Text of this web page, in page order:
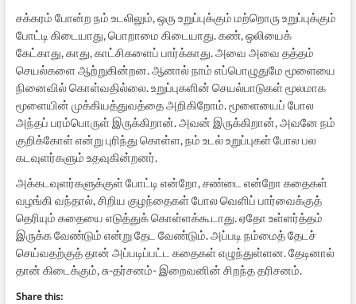
சக்கரம் போன்ற நம் உடலிலும், ஒரு உறுப்புக்கும் மற்றொரு உறுப்புக்கும்
போட்டி கிடையாது, பொறாமை கிடையாது. கண், ஒலியைக்
கேட்காது, காது, காட்சிகளைப் பார்க்காது. அவை அவை தத்தம்
செயல்களை ஆற்றுகின்றன. ஆனால் நாம் எப்பொழுதுமே மூளையை
நினைவில் கொள்வதில்லை. உறுப்புகளின் செயல்பாடுகள் மூலமாக
மூளையின் முக்கியத்துவத்தை அறிகிறோம். மூளையைப் போல
அந்தப் பரம்பொருள் இருக்கிறான். அவன் இருக்கிறான், அவனே நம்
குறிக்கோள் என்று புரிந்து கொள்ள, நம் உடல் உறுப்புகள் போல பல
கடவுளர்களும் உதவுகின்றனர்.
அக்கடவுளர்களுக்குள் போட்டி என்றோ, சண்டை என்றோ கதைகள்
வழங்கி வந்தால், சிறிய குழந்தைகள் போல வெளிப் பார்வைக்குத்
தெரியும் கதையை எடுத்துக் கொள்ளக்கூடாது. ஏதோ உள்ளர்த்தம்
இருக்க வேண்டும் என்று தேட வேண்டும். அப்படி நம்மைத் தேடச்
செய்வதற்குத் தான் அப்படிப்பட்ட கதைகள் எழுந்துள்ளன. தேடினால்
தான் கிடைக்கும், சு-தர்சனம்- இறைவனின் சிறந்த தரிசனம்.
Share this: